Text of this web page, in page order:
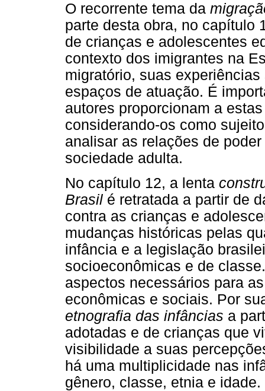
O recorrente tema da
parte desta obra, no capítulo
de crianças e adolescentes
contexto dos imigrantes na
migratório, suas
espaços de atuação. É
autores proporcionam a
considerando-os como
analisar as relações de
sociedade adulta.
No capítulo 12, a lenta
Brasil é retratada a partir de
contra as crianças e
mudanças históricas pelas
infância e a legislação
socioeconômicas e de
aspectos necessários para
econômicas e sociais. Por
etnografia das infâncias a
adotadas e de crianças que
visibilidade a suas
há uma multiplicidade nas
gênero, classe, etnia e idade.